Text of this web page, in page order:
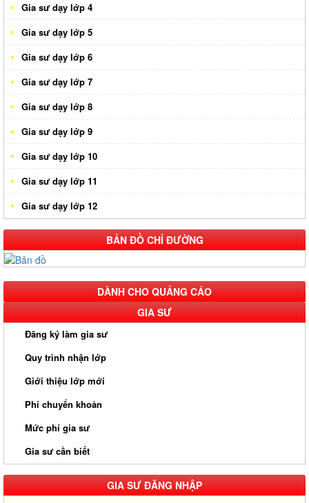
Gia sư dạy lớp 4
Gia sư dạy lớp 5
Gia sư dạy lớp 6
Gia sư dạy lớp 7
Gia sư dạy lớp 8
Gia sư dạy lớp 9
Gia sư dạy lớp 10
Gia sư dạy lớp 11
Gia sư dạy lớp 12
BẢN ĐỒ CHỈ ĐƯỜNG
DÀNH CHO QUẢNG CÁO
GIA SƯ
Đăng ký làm gia sư
Quy trình nhận lớp
Giới thiệu lớp mới
Phí chuyển khoản
Mức phí gia sư
Gia sư cần biết
GIA SƯ ĐĂNG NHẬP